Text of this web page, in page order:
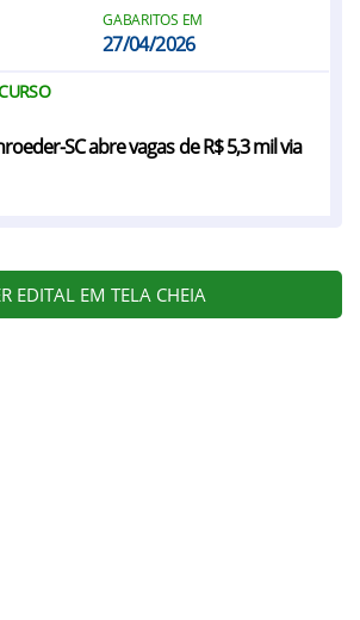
GABARITOS EM
27/04/2026
SC abre vagas de R$ 5,3 mil via
EDITAL EM TELA CHEIA